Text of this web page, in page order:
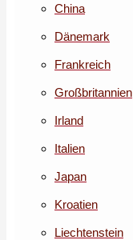
China
Dänemark
Frankreich
Großbritannien
Irland
Italien
Japan
Kroatien
Liechtenstein